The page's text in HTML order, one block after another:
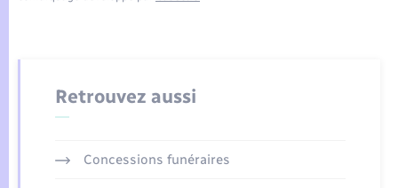
Retrouvez aussi
Concessions funéraires